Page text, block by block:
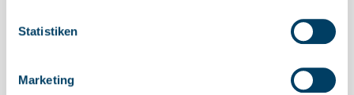
Statistiken
Marketing